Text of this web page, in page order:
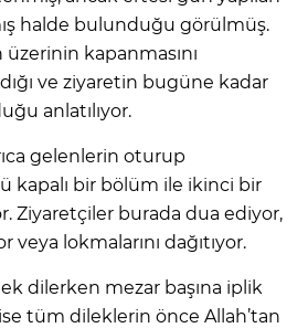
halde bulunduğu görülmüş.
kapanmasını
ve ziyaretin bugüne kadar
anlatılıyor.
gelenlerin oturup
kapalı bir bölüm ile ikinci bir
Ziyaretçiler burada dua ediyor,
veya lokmalarını dağıtıyor.
dilerken mezar başına iplik
ise tüm dileklerin önce Allah’tan